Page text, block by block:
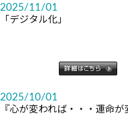
2025/11/01
「デジタル化」
2025/10/01
『心が変われば・・・運命が